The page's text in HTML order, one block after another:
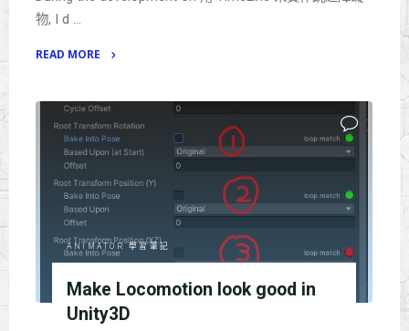
物, I d …
READ MORE
Animator
become
uninitialized,
after
SetGenericBinding()-
timeline."
ANIMATOR 學習筆記
Make Locomotion look good in
Unity3D